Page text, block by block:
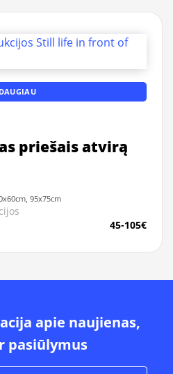
DAUGIAU
priešais atvirą
95x75cm
45-105€
apie naujienas,
pasiūlymus